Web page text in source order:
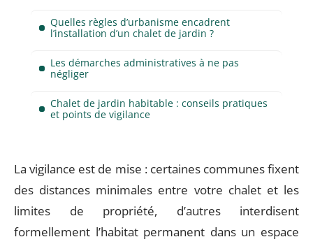
Quelles règles d’urbanisme encadrent
l’installation d’un chalet de jardin ?
Les démarches administratives à ne pas
négliger
Chalet de jardin habitable : conseils pratiques
et points de vigilance
La vigilance est de mise : certaines communes fixent
des distances minimales entre votre chalet et les
limites de propriété, d’autres interdisent
formellement l’habitat permanent dans un espace